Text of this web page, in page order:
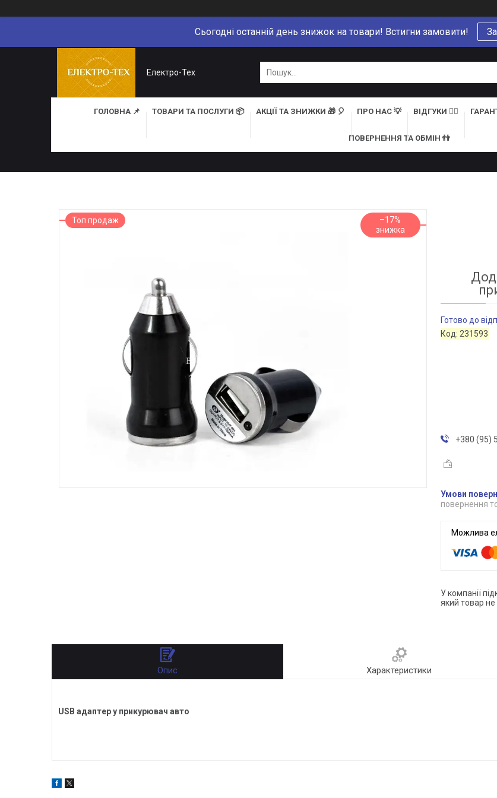
Сьогодні останній день знижок на товари! Встигни замовити!
Електро-Тех
ГОЛОВНА 📌 ТОВАРИ ТА ПОСЛУГИ 📦 АКЦІЇ ТА ЗНИЖКИ 🎁 🎈 ПРО НАС 💡 ВІДГУКИ 👍🏻
ПОВЕРНЕННЯ ТА ОБМІН 👬
Топ продаж –17%
Готово до
Код: 231593
+380 (95)
повернення
У компанії
який товар
Опис Характеристики
USB адаптер у прикурювач авто